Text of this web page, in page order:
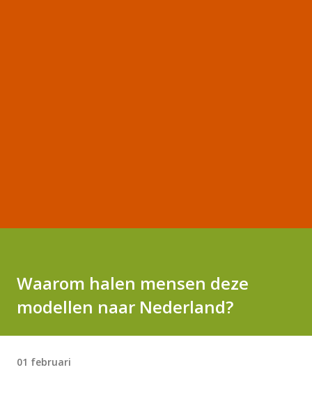
Waarom halen mensen deze
modellen naar Nederland?
01 februari